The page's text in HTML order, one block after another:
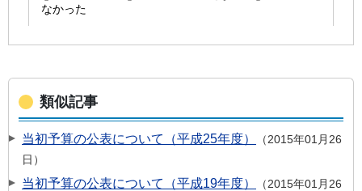
類似記事
当初予算の公表について（平成25年度）
2015年01月26
日
当初予算の公表について（平成19年度）
2015年01月26